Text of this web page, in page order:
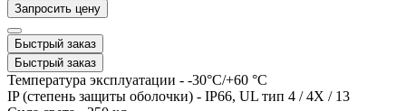
Запросить цену
Быстрый заказ
Быстрый заказ
Температура эксплуатации - -30°C/+60 °C
IP (степень защиты оболочки) - IP66, UL тип 4 / 4X / 13